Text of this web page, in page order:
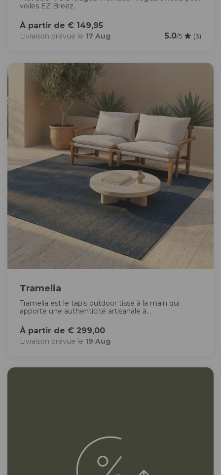
voiles EZ Breez.
À partir de € 149,95
Livraison prévue le 17 Aug 5.0/5 (3)
Tramelia
Tramelia est le tapis outdoor tissé à la main qui
apporte une authenticité artisanale à...
À partir de € 299,00
Livraison prévue le 19 Aug